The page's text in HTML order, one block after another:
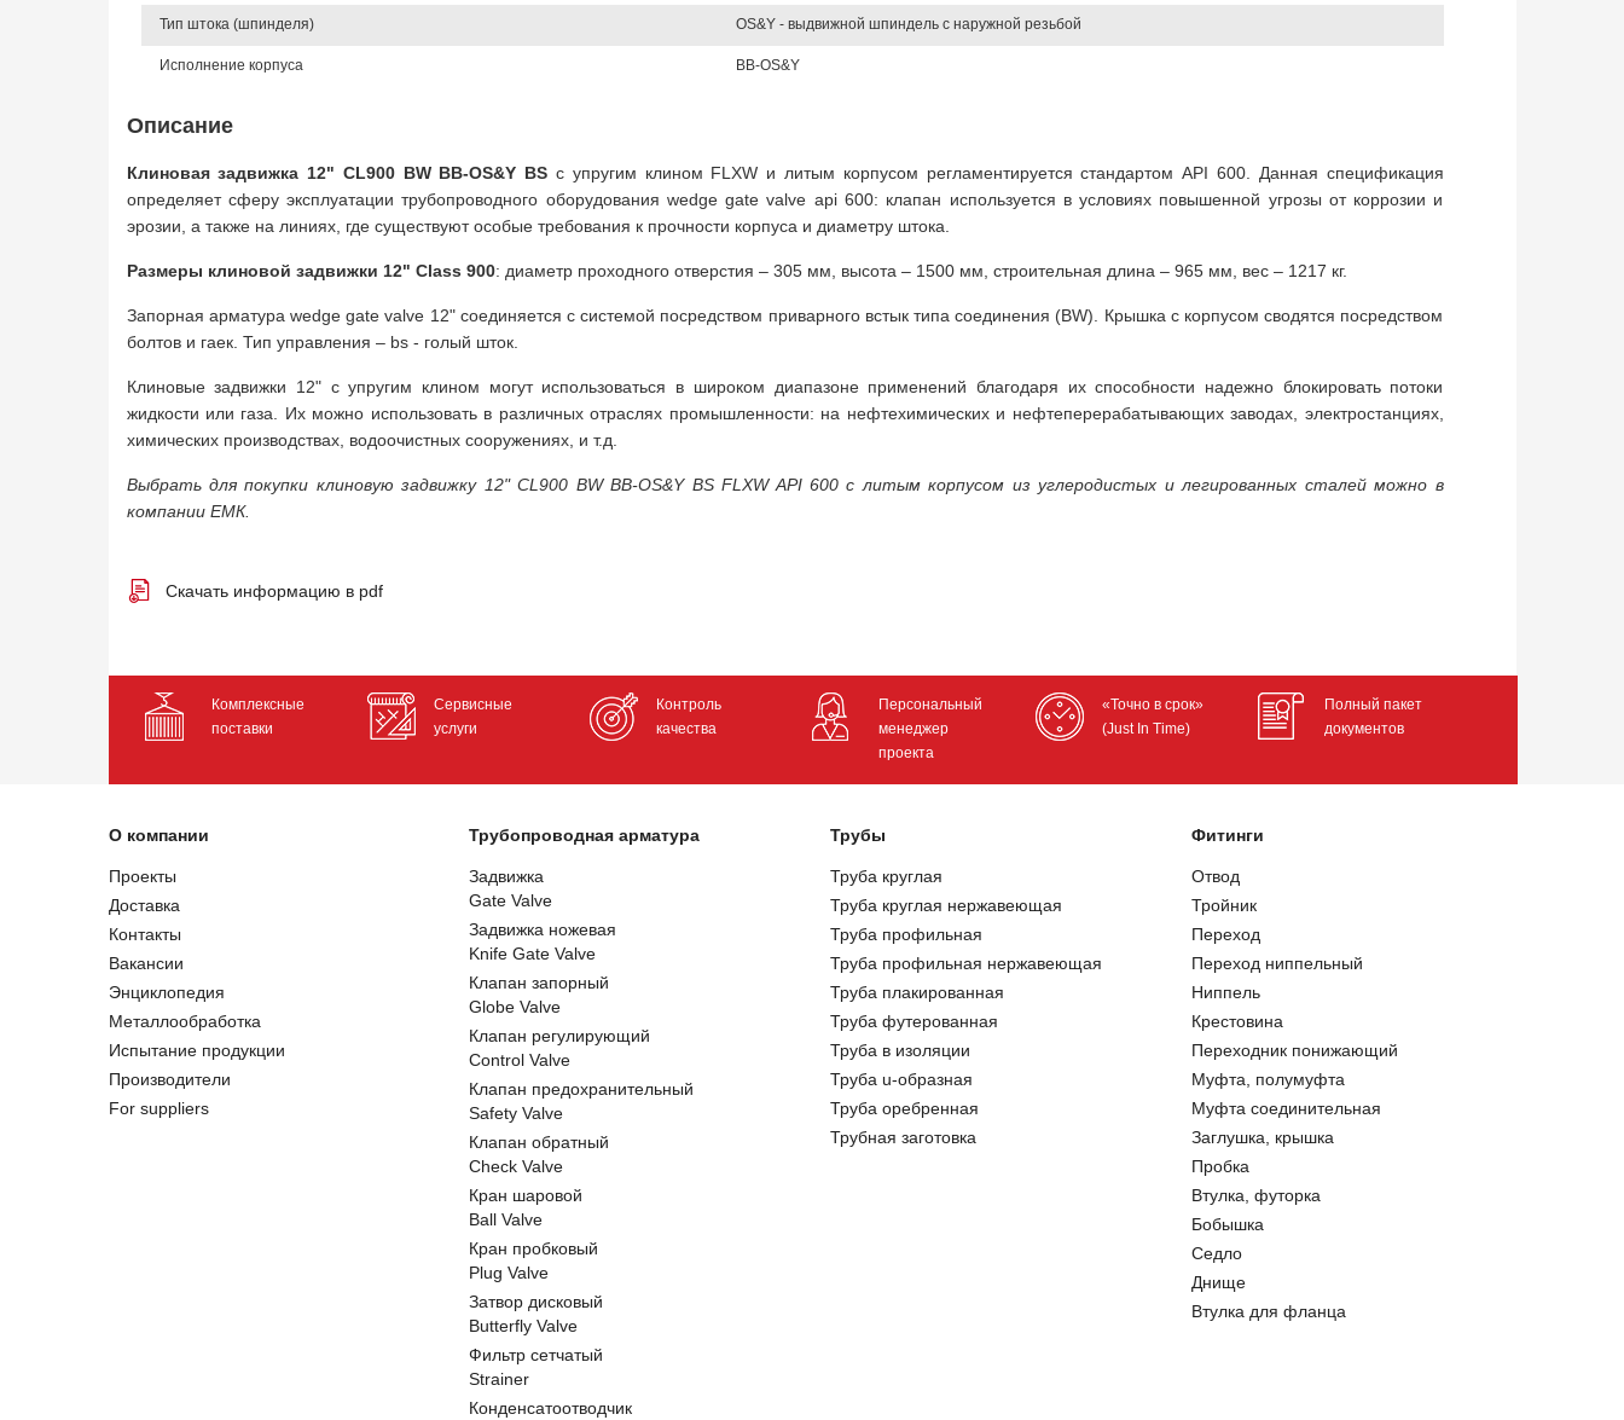
Тип штока (шпинделя) OS&Y - выдвижной шпиндель с наружной резьбой
Исполнение корпуса BB-OS&Y
Описание
Клиновая задвижка 12" CL900 BW BB-OS&Y BSс упругим клином FLXW и литым корпусом регламентируется стандартом API 600. Данная спецификация
определяет сферу эксплуатации трубопроводного оборудования wedge gate valve api 600: клапан используется в условиях повышенной угрозы от коррозии и
эрозии, а также на линиях, где существуют особые требования к прочности корпуса и диаметру штока.
Размеры клиновой задвижки 12" Class 900: диаметр проходного отверстия – 305 мм, высота – 1500 мм, строительная длина – 965 мм, вес – 1217 кг.
Запорная арматура wedge gate valve 12" соединяется с системой посредством приварного встык типа соединения (BW). Крышка с корпусом сводятся посредством
болтов и гаек. Тип управления – bs - голый шток.
Клиновые задвижки 12" с упругим клином могут использоваться в широком диапазоне применений благодаря их способности надежно блокировать потоки
жидкости или газа. Их можно использовать в различных отраслях промышленности: на нефтехимических и нефтеперерабатывающих заводах, электростанциях,
химических производствах, водоочистных сооружениях, и т.д.
Выбрать для покупки клиновую задвижку 12" CL900 BW BB-OS&Y BS FLXW API 600 с литым корпусом из углеродистых и легированных сталей можно в
компании ЕМК.
Скачать информацию в pdf
Комплексные
поставки
Сервисные
услуги
Контроль
качества
Персональный
менеджер
проекта
«Точно в срок»
(Just In Time)
Полный пакет
документов
О компании
Проекты
Доставка
Контакты
Вакансии
Энциклопедия
Металлообработка
Испытание продукции
Производители
For suppliers
Трубопроводная арматура
Задвижка
Gate Valve
Задвижка ножевая
Knife Gate Valve
Клапан запорный
Globe Valve
Клапан регулирующий
Control Valve
Клапан предохранительный
Safety Valve
Клапан обратный
Check Valve
Кран шаровой
Ball Valve
Кран пробковый
Plug Valve
Затвор дисковый
Butterfly Valve
Фильтр сетчатый
Strainer
Конденсатоотводчик
Трубы
Труба круглая
Труба круглая нержавеющая
Труба профильная
Труба профильная нержавеющая
Труба плакированная
Труба футерованная
Труба в изоляции
Труба u-образная
Труба оребренная
Трубная заготовка
Фитинги
Отвод
Тройник
Переход
Переход ниппельный
Ниппель
Крестовина
Переходник понижающий
Муфта, полумуфта
Муфта соединительная
Заглушка, крышка
Пробка
Втулка, футорка
Бобышка
Седло
Днище
Втулка для фланца